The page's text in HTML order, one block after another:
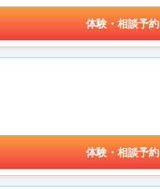
体験・相談予約
体験・相談予約